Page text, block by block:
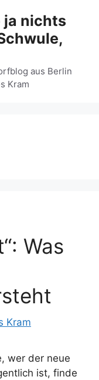
ja nichts
aus Berlin
Kram
Was
Kram
wer der neue
ist, finde